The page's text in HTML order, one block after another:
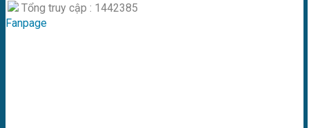
Tổng truy cập : 1442385
Fanpage